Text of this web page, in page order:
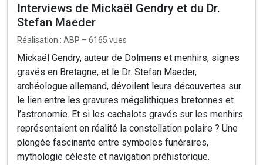
Interviews de Mickaël Gendry et du Dr.
Stefan Maeder
Réalisation : ABP – 6165 vues
Mickaël Gendry, auteur de Dolmens et menhirs, signes
gravés en Bretagne, et le Dr. Stefan Maeder,
archéologue allemand, dévoilent leurs découvertes sur
le lien entre les gravures mégalithiques bretonnes et
l’astronomie. Et si les cachalots gravés sur les menhirs
représentaient en réalité la constellation polaire ? Une
plongée fascinante entre symboles funéraires,
mythologie céleste et navigation préhistorique.